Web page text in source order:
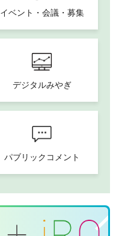
イベント・会議・募集
デジタルみやぎ
パブリックコメント